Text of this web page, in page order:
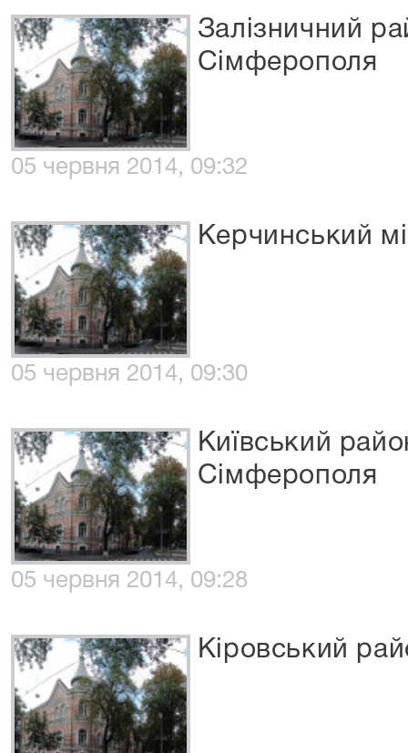
Залізничний
Сімферополя
05 червня 2014, 09:32
Керчинський
05 червня 2014, 09:30
Київський
Сімферополя
05 червня 2014, 09:28
Кіровський